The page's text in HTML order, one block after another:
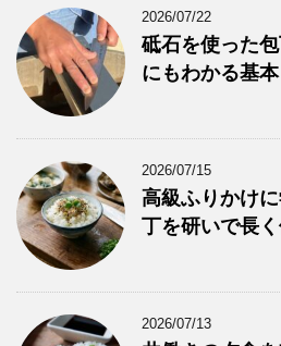
2026/07/22
砥石を使った
にもわかる基
2026/07/15
高級ふりかけ
丁を研いで長
2026/07/13